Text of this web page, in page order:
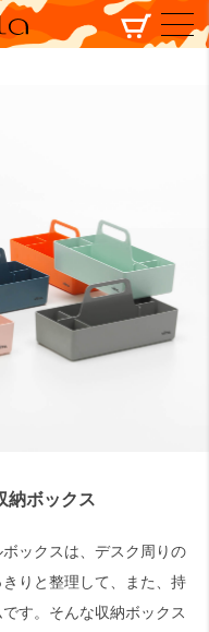
検索
納ボックス
ックスは、デスク周りの
りと整理して、また、持
す。そんな収納ボックス